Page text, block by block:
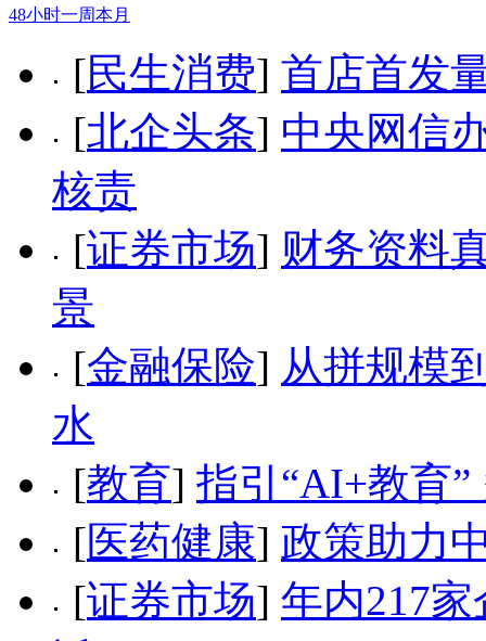
48小时一周本月
[民生消费] 首店首发
[北企头条] 中央网信
核责
[证券市场] 财务资料
景
[金融保险] 从拼规模
水
[教育] 指引“AI+教育
[医药健康] 政策助力
[证券市场] 年内217